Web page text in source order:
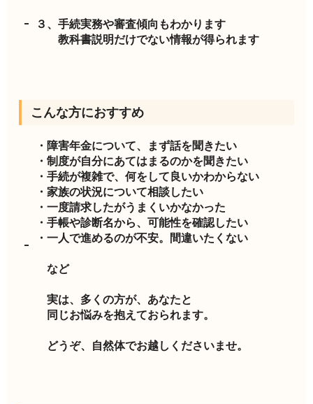
３、手続実務や審査傾向もわかります
教科書説明だけでない情報が得られます
こんな方におすすめ
・障害年金について、まず話を聞きたい
・制度が自分にあてはまるのかを聞きたい
・手続が複雑で、何をして良いかわからない
・家族の状況について相談したい
・一度請求したがうまくいかなかった
・手帳や診断名から、可能性を確認したい
・一人で進めるのが不安。間違いたくない
など
実は、多くの方が、あなたと
同じお悩みを抱えておられます。
どうぞ、自然体でお越しくださいませ。